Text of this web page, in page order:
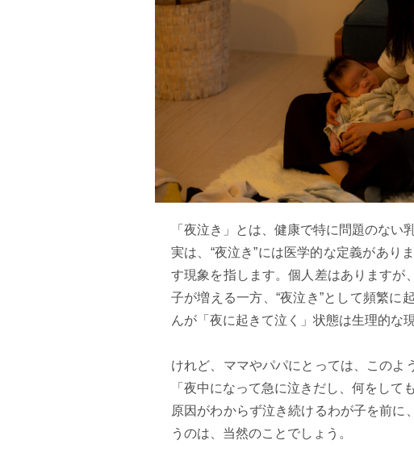
「夜泣き」とは、健康で特に問題のない
実は、“夜泣き”には医学的な定義があり
す現象を指します。個人差はありますが
子が増える一方、“夜泣き”として頻繁に
んが「夜に起きて泣く」状態は生理的な
けれど、ママやパパにとっては、このよ
「夜中になって急に泣きだし、何をして
原因がわからず泣き続けるわが子を前に
うのは、当然のことでしょう。